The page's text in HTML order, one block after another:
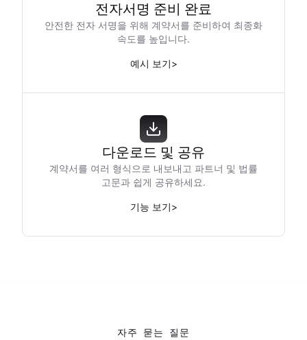
전자서명 준비 완료
안전한 전자 서명을 위해 계약서를 준비하여 최종화
속도를 높입니다.
예시 보기>
다운로드 및 공유
계약서를 여러 형식으로 내보내고 파트너 및 법률
고문과 쉽게 공유하세요.
기능 보기>
자주 묻는 질문